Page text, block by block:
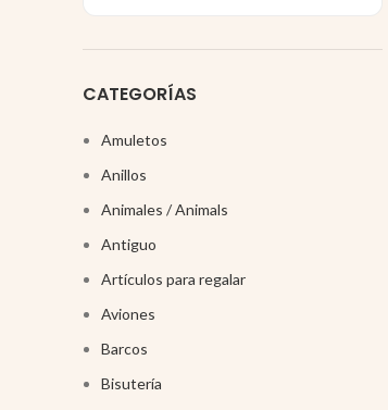
CATEGORÍAS
Amuletos
Anillos
Animales / Animals
Antiguo
Artículos para regalar
Aviones
Barcos
Bisutería